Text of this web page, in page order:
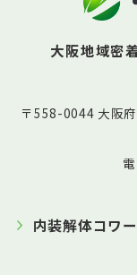
大阪地域密
〒558-0044 大阪
内装解体コワ